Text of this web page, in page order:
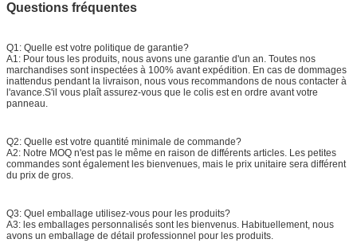
Questions fréquentes
Q1: Quelle est votre politique de garantie?
A1: Pour tous les produits, nous avons une garantie d'un an. Toutes nos
marchandises sont inspectées à 100% avant expédition. En cas de dommages
inattendus pendant la livraison, nous vous recommandons de nous contacter à
l'avance.S'il vous plaît assurez-vous que le colis est en ordre avant votre
panneau.
Q2: Quelle est votre quantité minimale de commande?
A2: Notre MOQ n'est pas le même en raison de différents articles. Les petites
commandes sont également les bienvenues, mais le prix unitaire sera différent
du prix de gros.
Q3: Quel emballage utilisez-vous pour les produits?
A3: les emballages personnalisés sont les bienvenus. Habituellement, nous
avons un emballage de détail professionnel pour les produits.